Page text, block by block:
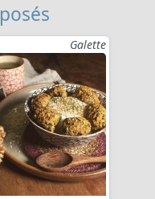
Galette